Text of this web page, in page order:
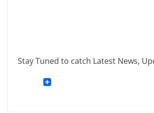
Stay Tuned to catch Latest News,